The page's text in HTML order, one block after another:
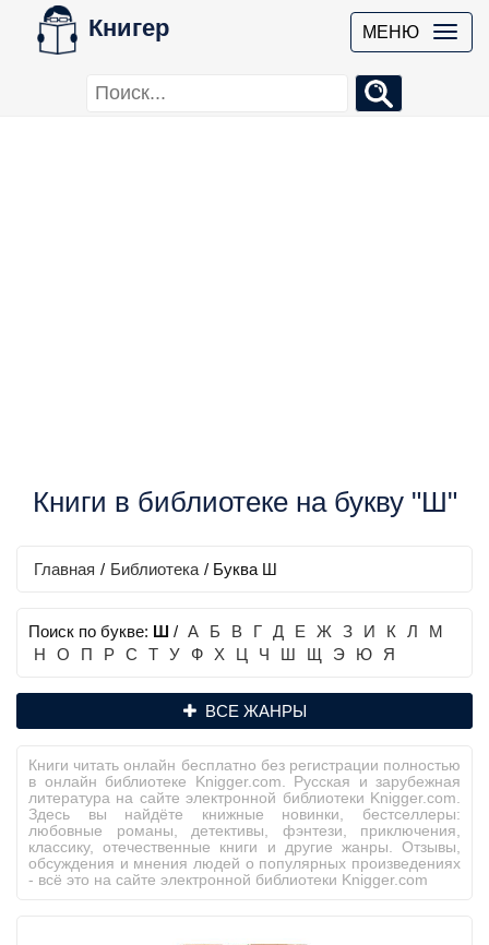
Книгер МЕНЮ
Книги в библиотеке на букву "Ш"
Главная / Библиотека / Буква Ш
Поиск по букве: Ш / А Б В Г Д Е Ж З И К Л
М
Н
О П Р С Т У Ф Х Ц Ч Ш Щ Э Ю Я
ВСЕ ЖАНРЫ
Книги читать онлайн бесплатно без регистрации полностью
в онлайн библиотеке Knigger.com. Русская и зарубежная
литература на сайте электронной библиотеки Knigger.com.
Здесь вы найдёте книжные новинки, бестселлеры:
любовные романы, детективы, фэнтези, приключения,
классику, отечественные книги и другие жанры. Отзывы,
обсуждения и мнения людей о популярных произведениях
- всё это на сайте электронной библиотеки Knigger.com